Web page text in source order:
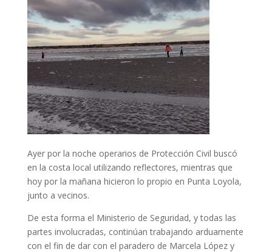
Ayer por la noche operarios de Protección Civil buscó
en la costa local utilizando reflectores, mientras que
hoy por la mañana hicieron lo propio en Punta Loyola,
junto a vecinos.
De esta forma el Ministerio de Seguridad, y todas las
partes involucradas, continúan trabajando arduamente
con el fin de dar con el paradero de Marcela López y